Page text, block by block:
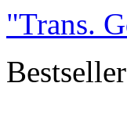
"Trans.